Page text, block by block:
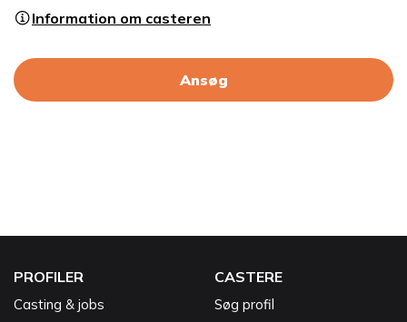
Information om casteren
Ansøg
PROFILER
Casting & jobs
CASTERE
Søg profil